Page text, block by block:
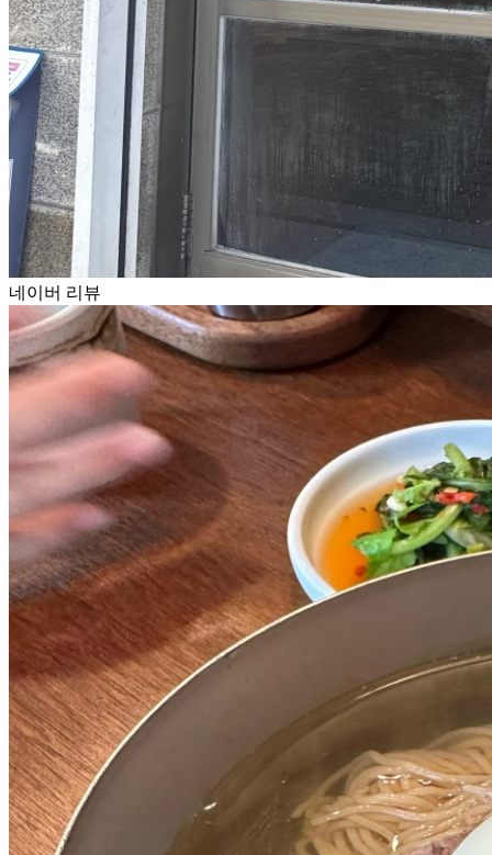
네이버 리뷰